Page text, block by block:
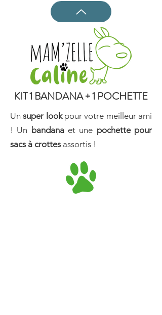
KIT 1 BANDANA + 1 POCHETTE
Unsuper lookpour votre meilleur ami
! Un bandanaet une pochette pour
sacs à crottes assortis !